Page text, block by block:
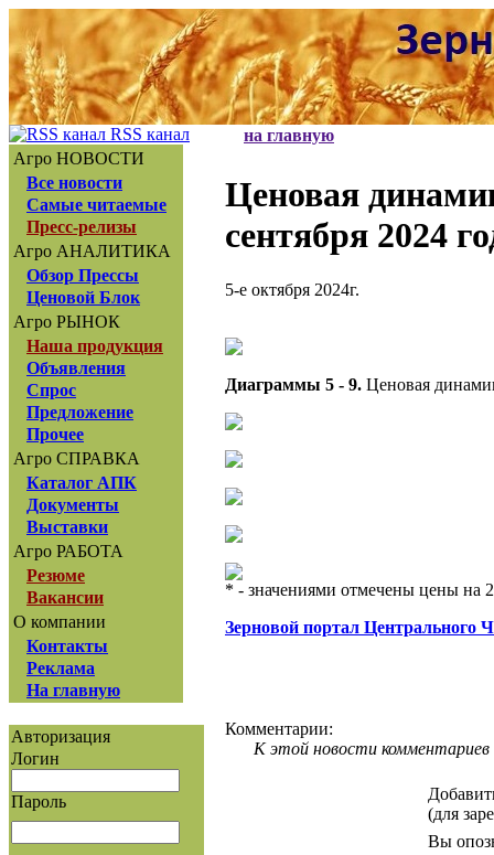
RSS канал
Агро НОВОСТИ
Все новости
Самые читаемые
Пресс-релизы
Агро АНАЛИТИКА
Обзор Прессы
Ценовой Блок
Агро РЫНОК
Наша продукция
Объявления
Спрос
Предложение
Прочее
Агро СПРАВКА
Каталог АПК
Документы
Выставки
Агро РАБОТА
Резюме
Вакансии
О компании
Контакты
Реклама
На главную
Авторизация
Логин
Пароль
на главную
Ценовая
сентября 2024
5-е октября 2024г.
Диаграммы 5 - 9. Ценовая
* - значениями отмечены цены на
Зерновой портал Центрального
Комментарии:
К этой новости комментариев
(для
Вы